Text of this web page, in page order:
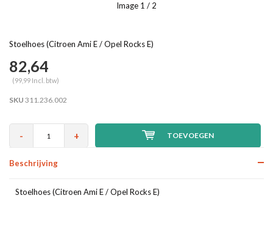
Image 1 / 2
Stoelhoes (Citroen Ami E / Opel Rocks E)
82,64
(99,99 Incl. btw)
SKU 311.236.002
- + TOEVOEGEN
Beschrijving
Stoelhoes (Citroen Ami E / Opel Rocks E)